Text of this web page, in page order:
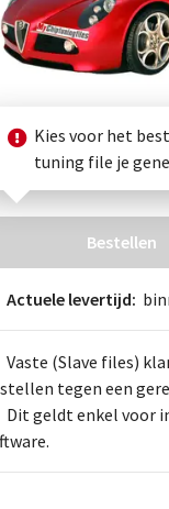
Kies voor het
tuning file je
Bestellen
Actuele levertijd:
Vaste (Slave files)
tegen een
Dit geldt enkel voor